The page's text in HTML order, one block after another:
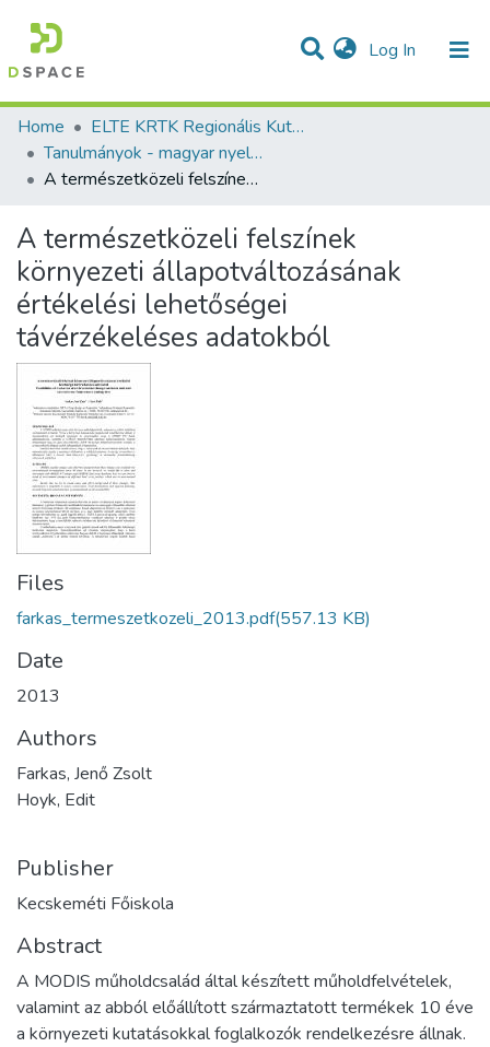
Log In (current)
Communities & Collections
Statistics
All of DSpace
Home
ELTE KRTK Regionális Kutatások Intézete
Tanulmányok - magyar nyelvű (RKI)
A természetközeli felszínek környezeti állapotváltozásának értékelési lehetőségei távérzékeléses adatokból
A természetközeli felszínek
környezeti állapotváltozásának
értékelési lehetőségei
távérzékeléses adatokból
Files
farkas_termeszetkozeli_2013.pdf(557.13 KB)
Date
2013
Authors
Farkas, Jenő Zsolt
Hoyk, Edit
Publisher
Kecskeméti Főiskola
Abstract
A MODIS műholdcsalád által készített műholdfelvételek,
valamint az abból előállított származtatott termékek 10 éve
a környezeti kutatásokkal foglalkozók rendelkezésre állnak.